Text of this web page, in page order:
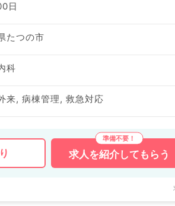
日
たつの市
科
来, 病棟管理, 救急対応
求人を紹介してもらう